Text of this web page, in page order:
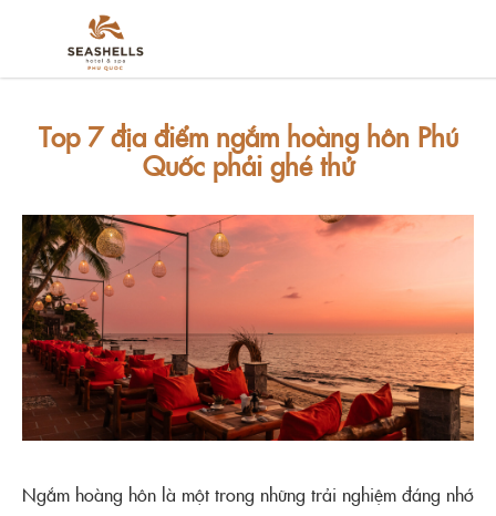
Top 7 địa điểm ngắm hoàng hôn Phú
Quốc phải ghé thử
Ngắm hoàng hôn là một trong những trải nghiệm đáng nhớ